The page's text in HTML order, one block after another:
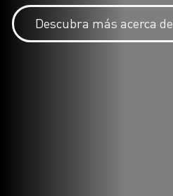
Descubra más acerca de